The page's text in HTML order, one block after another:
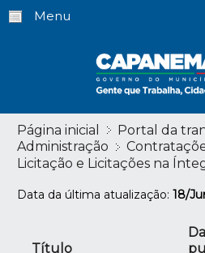
Menu
Página inicial
Portal da
Administração
Licitação e Licitações na
Data da última atualização:18/
Título